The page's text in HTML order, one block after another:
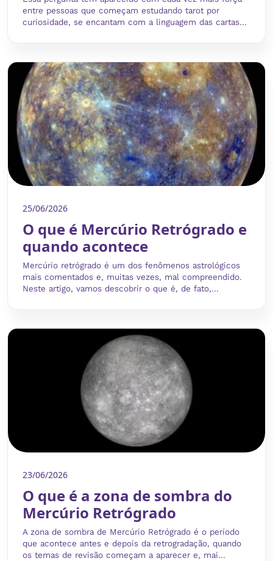
entre pessoas que começam estudando tarot por
curiosidade, se encantam com a linguagem das cartas...
25/06/2026
O que é Mercúrio Retrógrado e
quando acontece
Mercúrio retrógrado é um dos fenômenos astrológicos
mais comentados e, muitas vezes, mal compreendido.
Neste artigo, vamos descobrir o que é, de fato,...
23/06/2026
O que é a zona de sombra do
Mercúrio Retrógrado
A zona de sombra de Mercúrio Retrógrado é o período
que acontece antes e depois da retrogradação, quando
os temas de revisão começam a aparecer e, mai...